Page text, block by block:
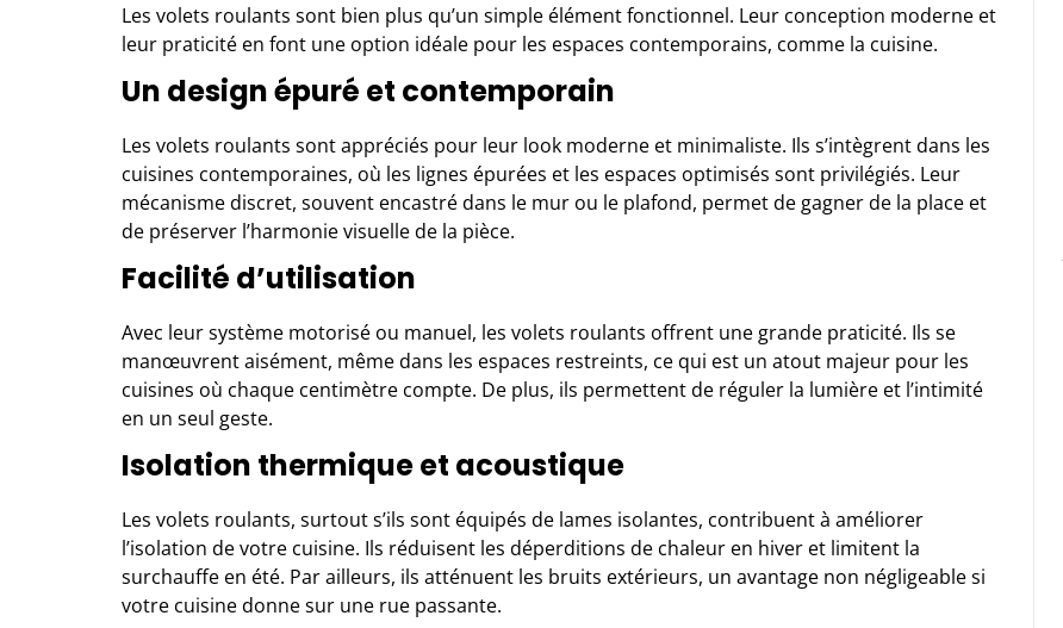
Les volets roulants sont bien plus qu’un simple élément fonctionnel. Leur conception moderne et
leur praticité en font une option idéale pour les espaces contemporains, comme la cuisine.
Un design épuré et contemporain
Les volets roulants sont appréciés pour leur look moderne et minimaliste. Ils s’intègrent dans les
cuisines contemporaines, où les lignes épurées et les espaces optimisés sont privilégiés. Leur
mécanisme discret, souvent encastré dans le mur ou le plafond, permet de gagner de la place et
de préserver l’harmonie visuelle de la pièce.
Facilité d’utilisation
Avec leur système motorisé ou manuel, les volets roulants offrent une grande praticité. Ils se
manœuvrent aisément, même dans les espaces restreints, ce qui est un atout majeur pour les
cuisines où chaque centimètre compte. De plus, ils permettent de réguler la lumière et l’intimité
en un seul geste.
Isolation thermique et acoustique
Les volets roulants, surtout s’ils sont équipés de lames isolantes, contribuent à améliorer
l’isolation de votre cuisine. Ils réduisent les déperditions de chaleur en hiver et limitent la
surchauffe en été. Par ailleurs, ils atténuent les bruits extérieurs, un avantage non négligeable si
votre cuisine donne sur une rue passante.